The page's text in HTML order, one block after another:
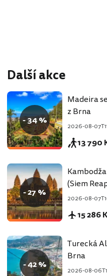
Další akce
- 34 %
Madeira
z Brna
2026-08-
13 790
- 27 %
(Siem
2026-08-
15 286
- 42 %
Turecká
Brna
2026-08-